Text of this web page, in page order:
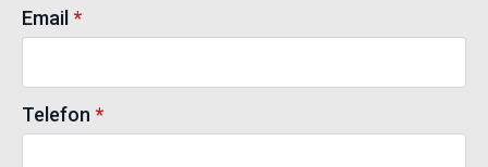
Email *
Telefon *